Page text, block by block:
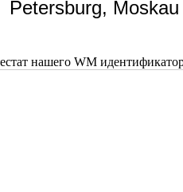
Petersburg,